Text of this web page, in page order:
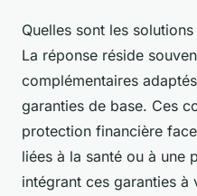
Quelles sont les
La réponse réside
complémentaires
garanties de base. Ces
protection financière
liées à la santé ou à une
intégrant ces garanties à